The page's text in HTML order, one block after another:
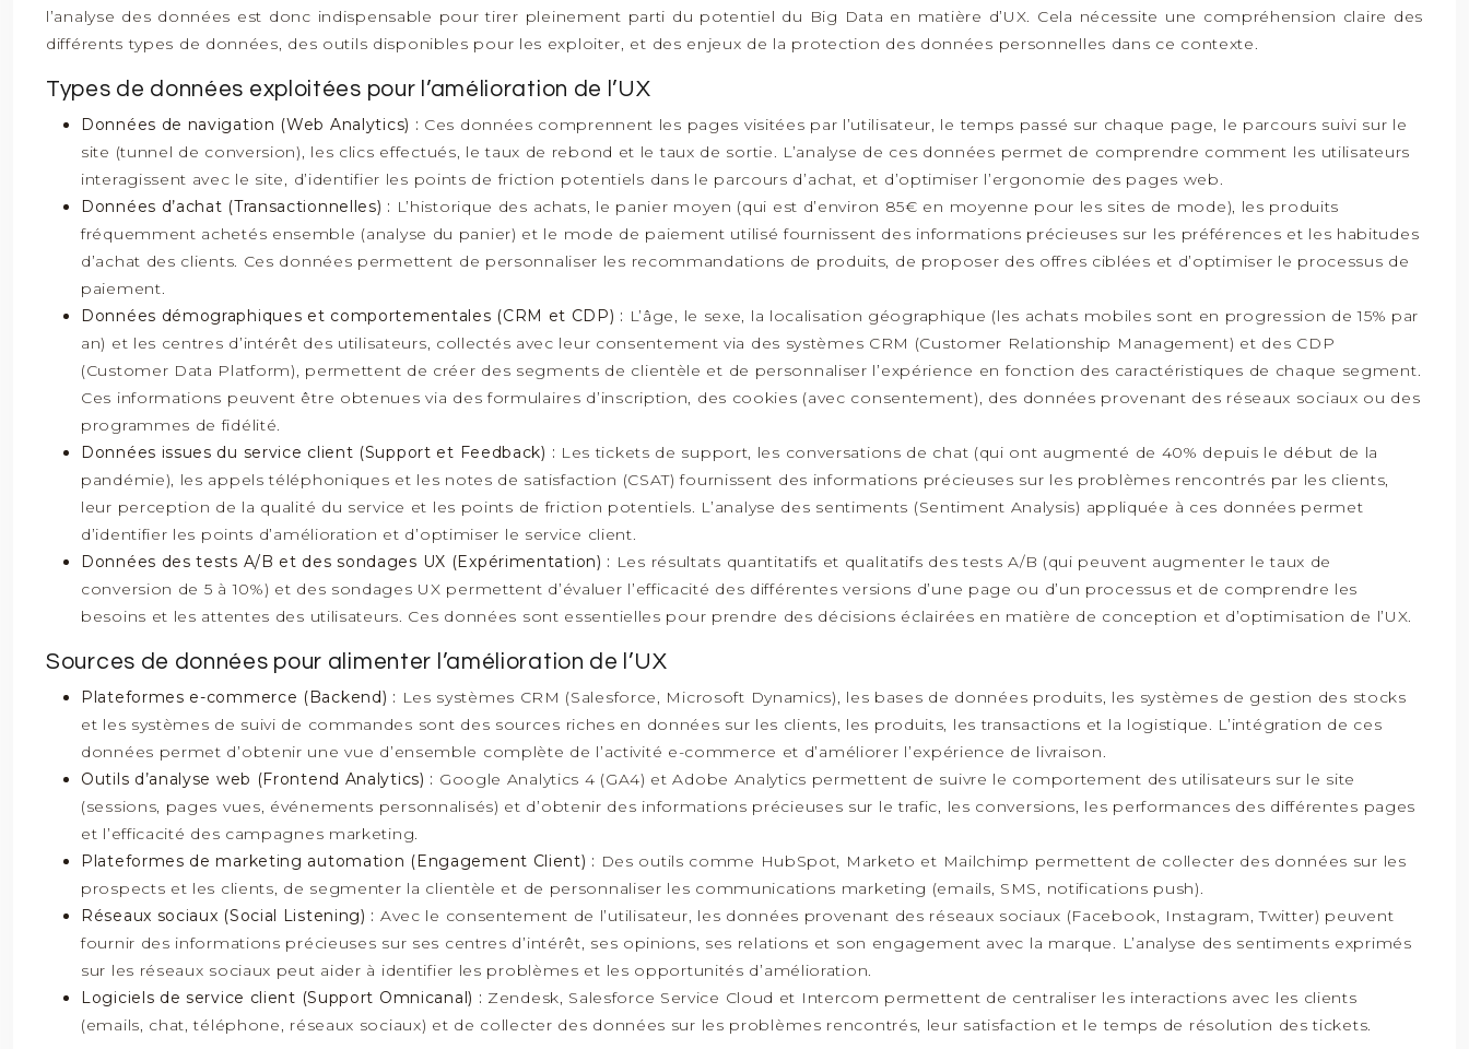
l’analyse des données est donc indispensable pour tirer pleinement parti du potentiel du Big Data en matière d’UX. Cela nécessite une compréhension claire des
différents types de données, des outils disponibles pour les exploiter, et des enjeux de la protection des données personnelles dans ce contexte.
Types de données exploitées pour l’amélioration de l’UX
Données de navigation (Web Analytics) : Ces données comprennent les pages visitées par l’utilisateur, le temps passé sur chaque page, le parcours suivi sur le
site (tunnel de conversion), les clics effectués, le taux de rebond et le taux de sortie. L’analyse de ces données permet de comprendre comment les utilisateurs
interagissent avec le site, d’identifier les points de friction potentiels dans le parcours d’achat, et d’optimiser l’ergonomie des pages web.
Données d’achat (Transactionnelles) : L’historique des achats, le panier moyen (qui est d’environ 85€ en moyenne pour les sites de mode), les produits
fréquemment achetés ensemble (analyse du panier) et le mode de paiement utilisé fournissent des informations précieuses sur les préférences et les habitudes
d’achat des clients. Ces données permettent de personnaliser les recommandations de produits, de proposer des offres ciblées et d’optimiser le processus de
paiement.
Données démographiques et comportementales (CRM et CDP) : L’âge, le sexe, la localisation géographique (les achats mobiles sont en progression de 15% par
an) et les centres d’intérêt des utilisateurs, collectés avec leur consentement via des systèmes CRM (Customer Relationship Management) et des CDP
(Customer Data Platform), permettent de créer des segments de clientèle et de personnaliser l’expérience en fonction des caractéristiques de chaque segment.
Ces informations peuvent être obtenues via des formulaires d’inscription, des cookies (avec consentement), des données provenant des réseaux sociaux ou des
programmes de fidélité.
Données issues du service client (Support et Feedback) : Les tickets de support, les conversations de chat (qui ont augmenté de 40% depuis le début de la
pandémie), les appels téléphoniques et les notes de satisfaction (CSAT) fournissent des informations précieuses sur les problèmes rencontrés par les clients,
leur perception de la qualité du service et les points de friction potentiels. L’analyse des sentiments (Sentiment Analysis) appliquée à ces données permet
d’identifier les points d’amélioration et d’optimiser le service client.
Données des tests A/B et des sondages UX (Expérimentation) : Les résultats quantitatifs et qualitatifs des tests A/B (qui peuvent augmenter le taux de
conversion de 5 à 10%) et des sondages UX permettent d’évaluer l’efficacité des différentes versions d’une page ou d’un processus et de comprendre les
besoins et les attentes des utilisateurs. Ces données sont essentielles pour prendre des décisions éclairées en matière de conception et d’optimisation de l’UX.
Sources de données pour alimenter l’amélioration de l’UX
Plateformes e-commerce (Backend) : Les systèmes CRM (Salesforce, Microsoft Dynamics), les bases de données produits, les systèmes de gestion des stocks
et les systèmes de suivi de commandes sont des sources riches en données sur les clients, les produits, les transactions et la logistique. L’intégration de ces
données permet d’obtenir une vue d’ensemble complète de l’activité e-commerce et d’améliorer l’expérience de livraison.
Outils d’analyse web (Frontend Analytics) : Google Analytics 4 (GA4) et Adobe Analytics permettent de suivre le comportement des utilisateurs sur le site
(sessions, pages vues, événements personnalisés) et d’obtenir des informations précieuses sur le trafic, les conversions, les performances des différentes pages
et l’efficacité des campagnes marketing.
Plateformes de marketing automation (Engagement Client) : Des outils comme HubSpot, Marketo et Mailchimp permettent de collecter des données sur les
prospects et les clients, de segmenter la clientèle et de personnaliser les communications marketing (emails, SMS, notifications push).
Réseaux sociaux (Social Listening) : Avec le consentement de l’utilisateur, les données provenant des réseaux sociaux (Facebook, Instagram, Twitter) peuvent
fournir des informations précieuses sur ses centres d’intérêt, ses opinions, ses relations et son engagement avec la marque. L’analyse des sentiments exprimés
sur les réseaux sociaux peut aider à identifier les problèmes et les opportunités d’amélioration.
Logiciels de service client (Support Omnicanal) : Zendesk, Salesforce Service Cloud et Intercom permettent de centraliser les interactions avec les clients
(emails, chat, téléphone, réseaux sociaux) et de collecter des données sur les problèmes rencontrés, leur satisfaction et le temps de résolution des tickets.